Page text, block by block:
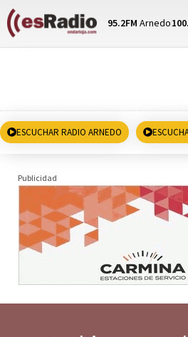
95.2FM Arnedo
ESCUCHAR RADIO ARNEDO
Publicidad